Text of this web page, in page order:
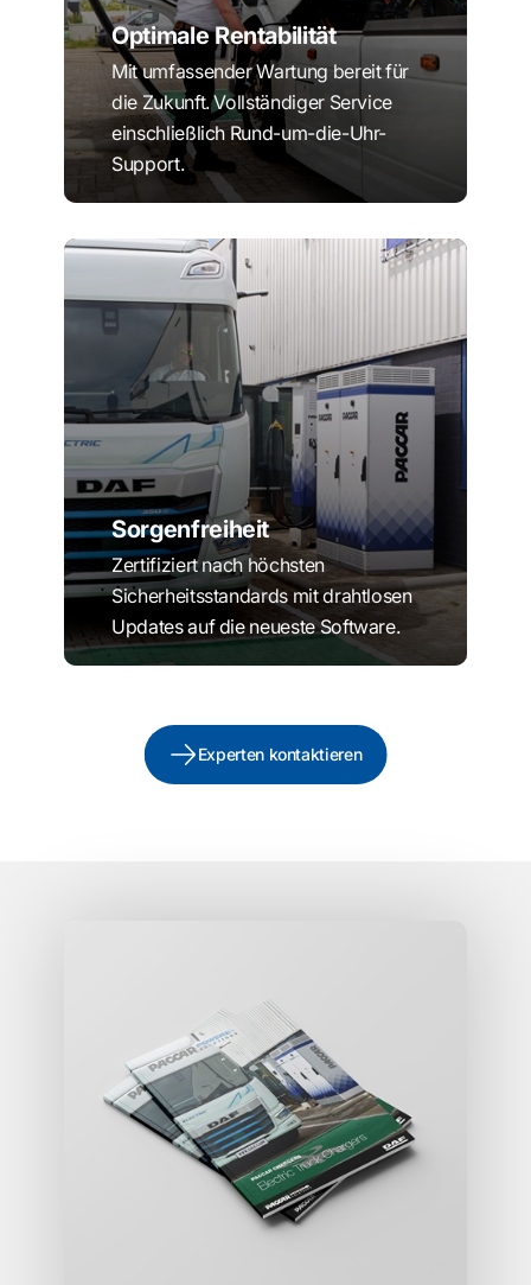
Optimale Rentabilität
Mit umfassender Wartung bereit für
die Zukunft. Vollständiger Service
einschließlich Rund-um-die-Uhr-
Support.
Sorgenfreiheit
Zertifiziert nach höchsten
Sicherheitsstandards mit drahtlosen
Updates auf die neueste Software.
Experten kontaktieren